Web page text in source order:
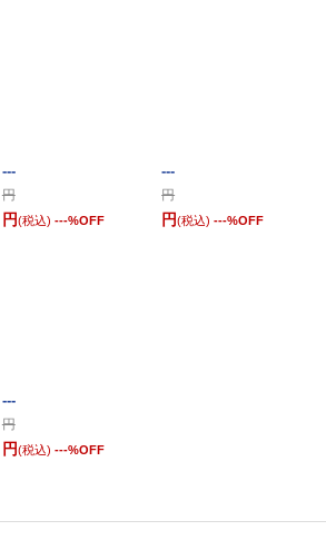
---
円
円(税込) ---%OFF
---
円
円(税込) ---%OFF
---
円
円(税込) ---%OFF